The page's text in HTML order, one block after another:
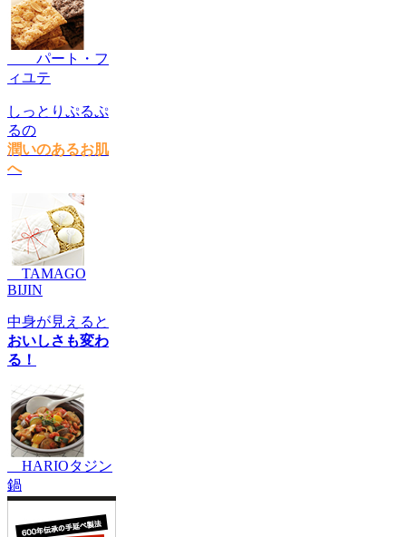
パート・フ
ィユテ
しっとりぷるぷ
るの
潤いのあるお肌
へ
TAMAGO
BIJIN
中身が見えると
おいしさも変わ
る！
HARIOタジン
鍋